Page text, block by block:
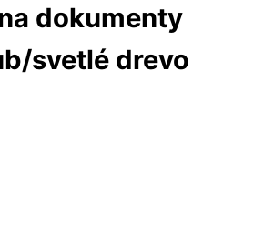
dokumenty
svetlé drevo